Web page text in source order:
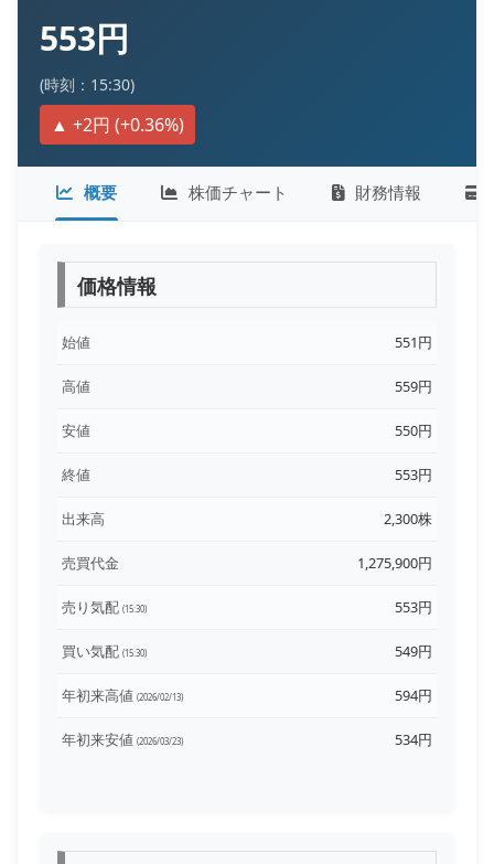
553円
(時刻：15:30)
▲ +2円 (+0.36%)
概要 株価チャート 財務情報
価格情報
始値 551円
高値 559円
安値 550円
終値 553円
出来高 2,300株
売買代金 1,275,900円
売り気配 (15:30) 553円
買い気配 (15:30) 549円
年初来高値 (2026/02/13) 594円
年初来安値 (2026/03/23) 534円